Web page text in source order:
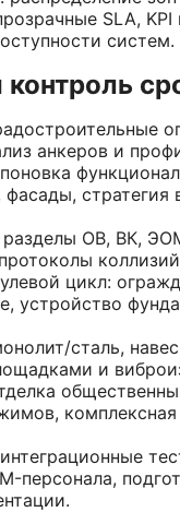
SLA, KPI
систем.
анкеров и
стратегия
разделы ОВ, ВК,
цикл:
устройство
сталь,
и
персонала,